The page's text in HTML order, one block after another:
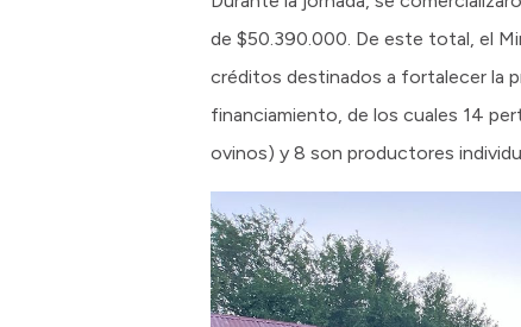
de $50.390.000. De este total, el
créditos destinados a fortalecer la
financiamiento, de los cuales 14
ovinos) y 8 son productores